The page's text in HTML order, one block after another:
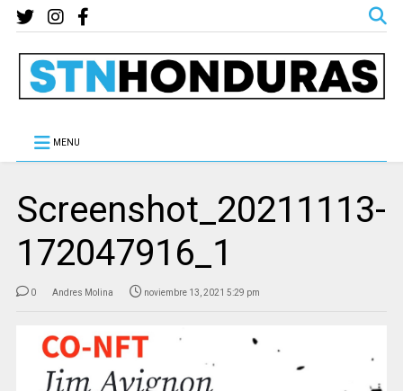
MENU
Screenshot_20211113-
172047916_1
0 Andres Molina noviembre 13, 2021 5:29 pm